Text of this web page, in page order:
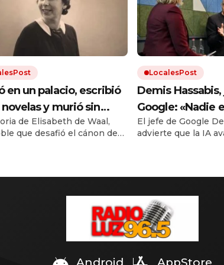
en un palacio, escribió
y murió sin
ninguna: décadas
su nieto hizo que el
de Elisabeth de Waal,
que desafió el cánon de
LocalesPost
Demis
Google: «Nadie
sabe con certeza
pasar de aquí
El jefe de Google
advierte que la IA
que sea demasiado